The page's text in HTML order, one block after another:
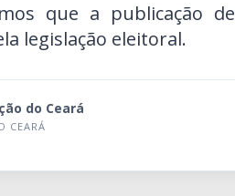
que a publicação de
legislação eleitoral.
do Ceará
CEARÁ